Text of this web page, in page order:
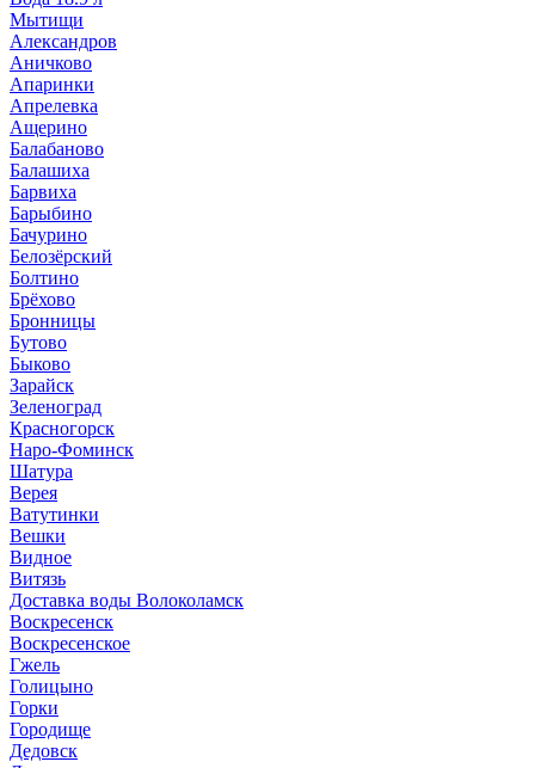
Мытищи
Александров
Аничково
Апаринки
Апрелевка
Ащерино
Балабаново
Балашиха
Барвиха
Барыбино
Бачурино
Белозёрский
Болтино
Брёхово
Бронницы
Бутово
Быково
Зарайск
Зеленоград
Красногорск
Наро-Фоминск
Шатура
Верея
Ватутинки
Вешки
Видное
Витязь
Доставка воды Волоколамск
Воскресенск
Воскресенское
Гжель
Голицыно
Горки
Городище
Дедовск